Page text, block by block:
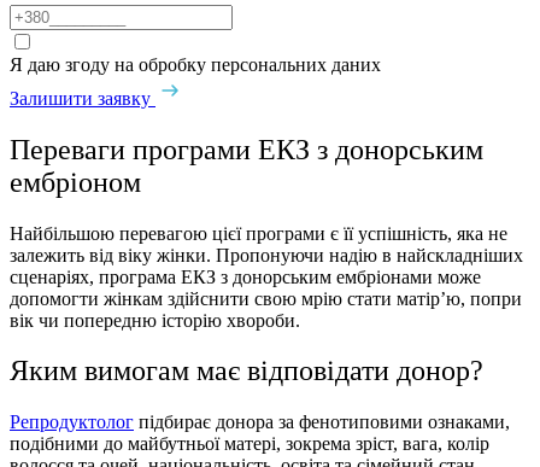
Я даю згоду на обробку персональних даних
Залишити заявку
Переваги програми ЕКЗ з донорським
ембріоном
Найбільшою перевагою цієї програми є її успішність, яка не
залежить від віку жінки. Пропонуючи надію в найскладніших
сценаріях, програма ЕКЗ з донорським ембріонами може
допомогти жінкам здійснити свою мрію стати матір’ю, попри
вік чи попередню історію хвороби.
Яким вимогам має відповідати донор?
Репродуктолог підбирає донора за фенотиповими ознаками,
подібними до майбутньої матері, зокрема зріст, вага, колір